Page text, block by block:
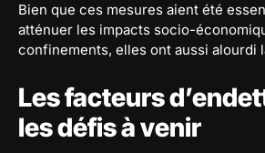
Bien que ces mesures aient été
atténuer les impacts socio-
confinements, elles ont aussi alourdi
Les facteurs
les défis à venir